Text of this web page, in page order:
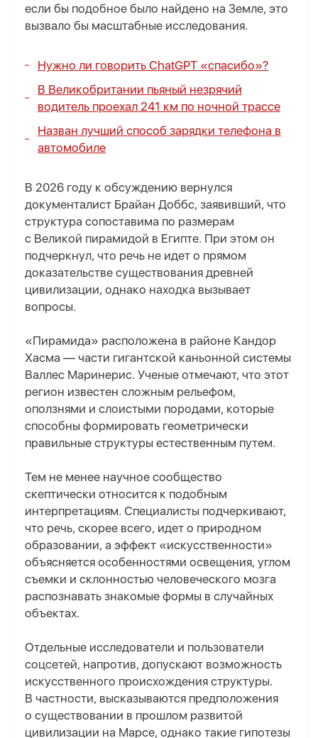
если бы подобное было найдено на Земле, это
вызвало бы масштабные исследования.
Нужно ли говорить ChatGPT «спасибо»?
В Великобритании пьяный незрячий
водитель проехал 241 км по ночной трассе
Назван лучший способ зарядки телефона в
автомобиле
В 2026 году к обсуждению вернулся
документалист Брайан Доббс, заявивший, что
структура сопоставима по размерам
с Великой пирамидой в Египте. При этом он
подчеркнул, что речь не идет о прямом
доказательстве существования древней
цивилизации, однако находка вызывает
вопросы.
«Пирамида» расположена в районе Кандор
Хасма — части гигантской каньонной системы
Валлес Маринерис. Ученые отмечают, что этот
регион известен сложным рельефом,
оползнями и слоистыми породами, которые
способны формировать геометрически
правильные структуры естественным путем.
Тем не менее научное сообщество
скептически относится к подобным
интерпретациям. Специалисты подчеркивают,
что речь, скорее всего, идет о природном
образовании, а эффект «искусственности»
объясняется особенностями освещения, углом
съемки и склонностью человеческого мозга
распознавать знакомые формы в случайных
объектах.
Отдельные исследователи и пользователи
соцсетей, напротив, допускают возможность
искусственного происхождения структуры.
В частности, высказываются предположения
о существовании в прошлом развитой
цивилизации на Марсе, однако такие гипотезы